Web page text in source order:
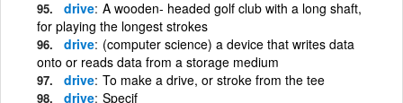
drive A wooden- headed golf club with a long shaft,
for playing the longest strokes
drive (computer science) a device that writes data
onto or reads data from a storage medium
drive To make a drive, or stroke from the tee
drive Specif